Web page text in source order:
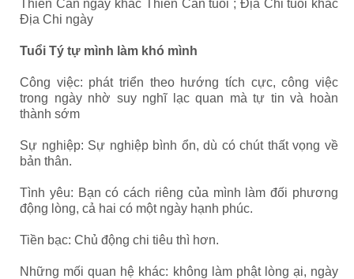
Thiên Can ngày khắc Thiên Can tuổi ; Địa Chi tuổi khắc
Địa Chi ngày
Tuổi Tý tự mình làm khó mình
Công việc: phát triển theo hướng tích cực, công việc
trong ngày nhờ suy nghĩ lạc quan mà tự tin và hoàn
thành sớm
Sự nghiệp: Sự nghiệp bình ổn, dù có chút thất vọng về
bản thân.
Tình yêu: Bạn có cách riêng của mình làm đối phương
động lòng, cả hai có một ngày hạnh phúc.
Tiền bạc: Chủ động chi tiêu thì hơn.
Những mối quan hệ khác: không làm phật lòng ại, ngày